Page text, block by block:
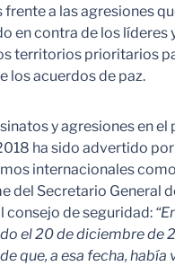
a las agresiones
en contra de los líderes
territorios prioritarios
los acuerdos de paz.
y agresiones en el
ha sido advertido por
internacionales
del Secretario General
consejo de seguridad:
el 20 de diciembre de
que, a esa fecha, había